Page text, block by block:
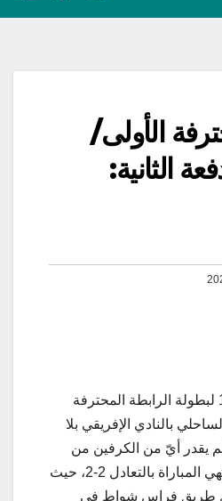
الأولى/
الدفعة الثانية:
إنتهى كلاسيكو الجولة 14 لبطولة الرابطة المحترفة
بالنادي الإفريقي بلا
يقدر أيّ من الكرفين من
حسم الأمور لصالحه لتنتهي المباراة بالتعادل 2-2، حيث
عن طريق فراس شواط في